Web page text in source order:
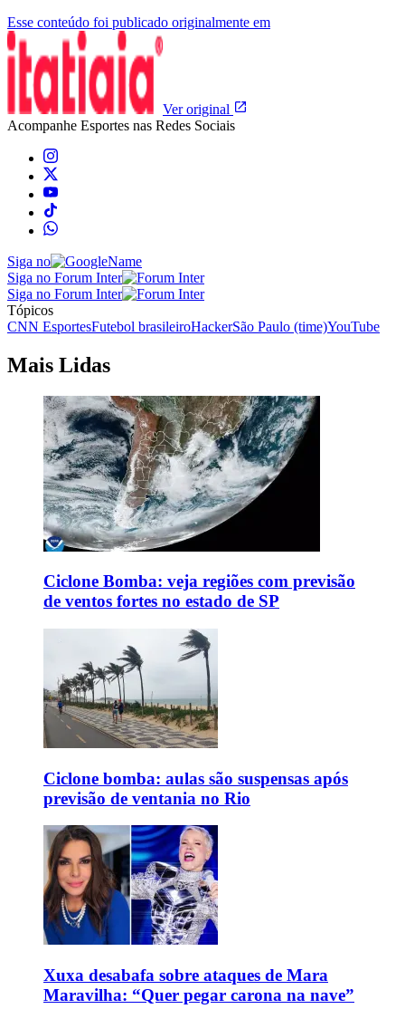
Esse conteúdo foi publicado originalmente em
Ver original
Acompanhe Esportes nas Redes Sociais
Siga no
Siga no Forum Inter
Siga no Forum Inter
Tópicos
CNN EsportesFutebol brasileiroHackerSão Paulo (time)YouTube
Mais Lidas
Ciclone Bomba: veja regiões com previsão
de ventos fortes no estado de SP
Ciclone bomba: aulas são suspensas após
previsão de ventania no Rio
Xuxa desabafa sobre ataques de Mara
Maravilha: “Quer pegar carona na nave”